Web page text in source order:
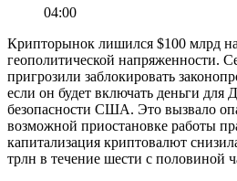
04:00
Крипторынок лишился $100 млрд
геополитической напряженности.
пригрозили заблокировать
если он будет включать деньги для
безопасности США. Это вызвало
возможной приостановке работы
капитализация криптовалют
трлн в течение шести с половиной